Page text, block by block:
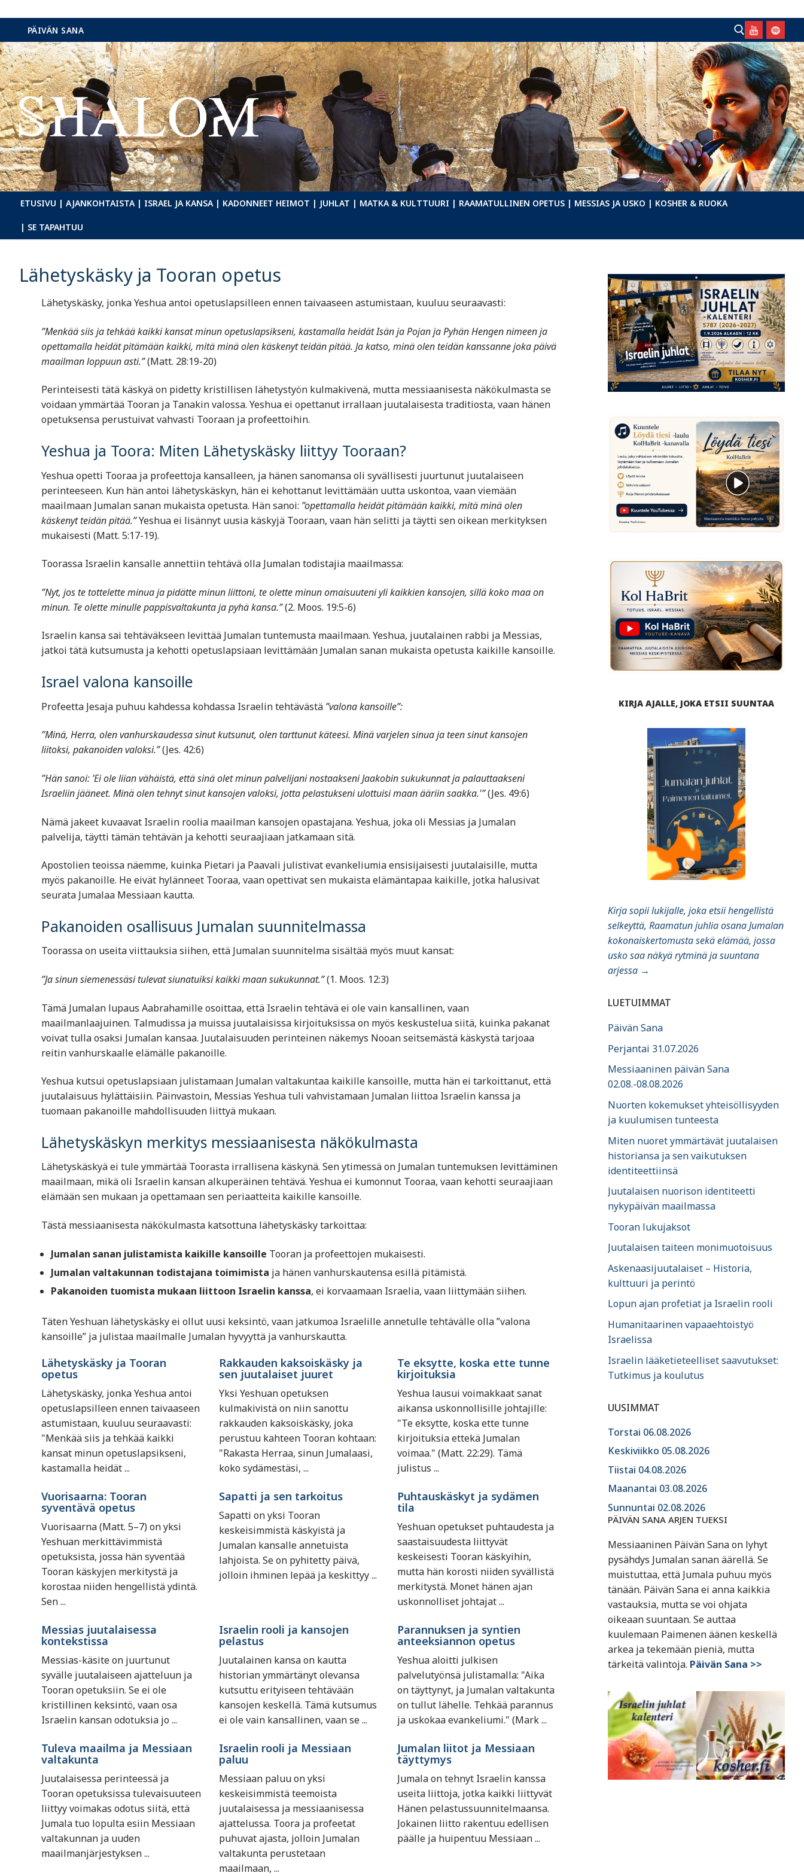
Hyppää
sisältöön
PÄIVÄN SANA
Hae:
ETUSIVU | AJANKOHTAISTA | ISRAEL JA KANSA | KADONNEET HEIMOT | JUHLAT | MATKA & KULTTUURI | RAAMATULLINEN OPETUS | MESSIAS JA USKO | KOSHER & RUOKA
| SE TAPAHTUU
Lähetyskäsky ja Tooran opetus
Lähetyskäsky, jonka Yeshua antoi opetuslapsilleen ennen taivaaseen astumistaan, kuuluu seuraavasti:
”Menkää siis ja tehkää kaikki kansat minun opetuslapsikseni, kastamalla heidät Isän ja Pojan ja Pyhän Hengen nimeen ja
opettamalla heidät pitämään kaikki, mitä minä olen käskenyt teidän pitää. Ja katso, minä olen teidän kanssanne joka päivä
maailman loppuun asti.”(Matt. 28:19-20)
Perinteisesti tätä käskyä on pidetty kristillisen lähetystyön kulmakivenä, mutta messiaanisesta näkökulmasta se
voidaan ymmärtää Tooran ja Tanakin valossa. Yeshua ei opettanut irrallaan juutalaisesta traditiosta, vaan hänen
opetuksensa perustuivat vahvasti Tooraan ja profeettoihin.
Yeshua ja Toora: Miten Lähetyskäsky liittyy Tooraan?
Yeshua opetti Tooraa ja profeettoja kansalleen, ja hänen sanomansa oli syvällisesti juurtunut juutalaiseen
perinteeseen. Kun hän antoi lähetyskäskyn, hän ei kehottanut levittämään uutta uskontoa, vaan viemään
maailmaan Jumalan sanan mukaista opetusta. Hän sanoi: ”opettamalla heidät pitämään kaikki, mitä minä olen
käskenyt teidän pitää.”Yeshua ei lisännyt uusia käskyjä Tooraan, vaan hän selitti ja täytti sen oikean merkityksen
mukaisesti (Matt. 5:17-19).
Toorassa Israelin kansalle annettiin tehtävä olla Jumalan todistajia maailmassa:
”Nyt, jos te tottelette minua ja pidätte minun liittoni, te olette minun omaisuuteni yli kaikkien kansojen, sillä koko maa on
minun. Te olette minulle pappisvaltakunta ja pyhä kansa.”(2. Moos. 19:5-6)
Israelin kansa sai tehtäväkseen levittää Jumalan tuntemusta maailmaan. Yeshua, juutalainen rabbi ja Messias,
jatkoi tätä kutsumusta ja kehotti opetuslapsiaan levittämään Jumalan sanan mukaista opetusta kaikille kansoille.
Israel valona kansoille
Profeetta Jesaja puhuu kahdessa kohdassa Israelin tehtävästä ”valona kansoille”:
”Minä, Herra, olen vanhurskaudessa sinut kutsunut, olen tarttunut käteesi. Minä varjelen sinua ja teen sinut kansojen
liitoksi, pakanoiden valoksi.”(Jes. 42:6)
”Hän sanoi: ’Ei ole liian vähäistä, että sinä olet minun palvelijani nostaakseni Jaakobin sukukunnat ja palauttaakseni
Israeliin jääneet. Minä olen tehnyt sinut kansojen valoksi, jotta pelastukseni ulottuisi maan ääriin saakka.'”(Jes. 49:6)
Nämä jakeet kuvaavat Israelin roolia maailman kansojen opastajana. Yeshua, joka oli Messias ja Jumalan
palvelija, täytti tämän tehtävän ja kehotti seuraajiaan jatkamaan sitä.
Apostolien teoissa näemme, kuinka Pietari ja Paavali julistivat evankeliumia ensisijaisesti juutalaisille, mutta
myös pakanoille. He eivät hylänneet Tooraa, vaan opettivat sen mukaista elämäntapaa kaikille, jotka halusivat
seurata Jumalaa Messiaan kautta.
Pakanoiden osallisuus Jumalan suunnitelmassa
Toorassa on useita viittauksia siihen, että Jumalan suunnitelma sisältää myös muut kansat:
”Ja sinun siemenessäsi tulevat siunatuiksi kaikki maan sukukunnat.”(1. Moos. 12:3)
Tämä Jumalan lupaus Aabrahamille osoittaa, että Israelin tehtävä ei ole vain kansallinen, vaan
maailmanlaajuinen. Talmudissa ja muissa juutalaisissa kirjoituksissa on myös keskustelua siitä, kuinka pakanat
voivat tulla osaksi Jumalan kansaa. Juutalaisuuden perinteinen näkemys Nooan seitsemästä käskystä tarjoaa
reitin vanhurskaalle elämälle pakanoille.
Yeshua kutsui opetuslapsiaan julistamaan Jumalan valtakuntaa kaikille kansoille, mutta hän ei tarkoittanut, että
juutalaisuus hylättäisiin. Päinvastoin, Messias Yeshua tuli vahvistamaan Jumalan liittoa Israelin kanssa ja
tuomaan pakanoille mahdollisuuden liittyä mukaan.
Lähetyskäskyn merkitys messiaanisesta näkökulmasta
Lähetyskäskyä ei tule ymmärtää Toorasta irrallisena käskynä. Sen ytimessä on Jumalan tuntemuksen levittäminen
maailmaan, mikä oli Israelin kansan alkuperäinen tehtävä. Yeshua ei kumonnut Tooraa, vaan kehotti seuraajiaan
elämään sen mukaan ja opettamaan sen periaatteita kaikille kansoille.
Tästä messiaanisesta näkökulmasta katsottuna lähetyskäsky tarkoittaa:
Jumalan sanan julistamista kaikille kansoille Tooran ja profeettojen mukaisesti.
Jumalan valtakunnan todistajana toimimista ja hänen vanhurskautensa esillä pitämistä.
Pakanoiden tuomista mukaan liittoon Israelin kanssa, ei korvaamaan Israelia, vaan liittymään siihen.
Täten Yeshuan lähetyskäsky ei ollut uusi keksintö, vaan jatkumoa Israelille annetulle tehtävälle olla ”valona
kansoille” ja julistaa maailmalle Jumalan hyvyyttä ja vanhurskautta.
Lähetyskäsky ja Tooran
opetus
Lähetyskäsky, jonka Yeshua antoi
opetuslapsilleen ennen taivaaseen
astumistaan, kuuluu seuraavasti:
"Menkää siis ja tehkää kaikki
kansat minun opetuslapsikseni,
kastamalla heidät ...
Rakkauden kaksoiskäsky ja
sen juutalaiset juuret
Yksi Yeshuan opetuksen
kulmakivistä on niin sanottu
rakkauden kaksoiskäsky, joka
perustuu kahteen Tooran kohtaan:
"Rakasta Herraa, sinun Jumalaasi,
koko sydämestäsi, ...
Te eksytte, koska ette tunne
kirjoituksia
Yeshua lausui voimakkaat sanat
aikansa uskonnollisille johtajille:
"Te eksytte, koska ette tunne
kirjoituksia ettekä Jumalan
voimaa." (Matt. 22:29). Tämä
julistus ...
Vuorisaarna: Tooran
syventävä opetus
Vuorisaarna (Matt. 5–7) on yksi
Yeshuan merkittävimmistä
opetuksista, jossa hän syventää
Tooran käskyjen merkitystä ja
korostaa niiden hengellistä ydintä.
Sen ...
Sapatti ja sen tarkoitus
Sapatti on yksi Tooran
keskeisimmistä käskyistä ja
Jumalan kansalle annetuista
lahjoista. Se on pyhitetty päivä,
jolloin ihminen lepää ja keskittyy ...
Puhtauskäskyt ja sydämen
tila
Yeshuan opetukset puhtaudesta ja
saastaisuudesta liittyvät
keskeisesti Tooran käskyihin,
mutta hän korosti niiden syvällistä
merkitystä. Monet hänen ajan
uskonnolliset johtajat ...
Messias juutalaisessa
kontekstissa
Messias-käsite on juurtunut
syvälle juutalaiseen ajatteluun ja
Tooran opetuksiin. Se ei ole
kristillinen keksintö, vaan osa
Israelin kansan odotuksia jo ...
Israelin rooli ja kansojen
pelastus
Juutalainen kansa on kautta
historian ymmärtänyt olevansa
kutsuttu erityiseen tehtävään
kansojen keskellä. Tämä kutsumus
ei ole vain kansallinen, vaan se ...
Parannuksen ja syntien
anteeksiannon opetus
Yeshua aloitti julkisen
palvelutyönsä julistamalla: "Aika
on täyttynyt, ja Jumalan valtakunta
on tullut lähelle. Tehkää parannus
ja uskokaa evankeliumi." (Mark ...
Tuleva maailma ja Messiaan
valtakunta
Juutalaisessa perinteessä ja
Tooran opetuksissa tulevaisuuteen
liittyy voimakas odotus siitä, että
Jumala tuo lopulta esiin Messiaan
valtakunnan ja uuden
maailmanjärjestyksen ...
Israelin rooli ja Messiaan
paluu
Messiaan paluu on yksi
keskeisimmistä teemoista
juutalaisessa ja messiaanisessa
ajattelussa. Toora ja profeetat
puhuvat ajasta, jolloin Jumalan
valtakunta perustetaan
maailmaan, ...
Jumalan liitot ja Messiaan
täyttymys
Jumala on tehnyt Israelin kanssa
useita liittoja, jotka kaikki liittyvät
Hänen pelastussuunnitelmaansa.
Jokainen liitto rakentuu edellisen
päälle ja huipentuu Messiaan ...
KIRJA AJALLE, JOKA ETSII SUUNTAA
Kirja sopii lukijalle, joka etsii hengellistä
selkeyttä, Raamatun juhlia osana Jumalan
kokonaiskertomusta sekä elämää, jossa
usko saa näkyä rytminä ja suuntana
arjessa →
LUETUIMMAT
Päivän Sana
Perjantai 31.07.2026
Messiaaninen päivän Sana
02.08.-08.08.2026
Nuorten kokemukset yhteisöllisyyden
ja kuulumisen tunteesta
Miten nuoret ymmärtävät juutalaisen
historiansa ja sen vaikutuksen
identiteettiinsä
Juutalaisen nuorison identiteetti
nykypäivän maailmassa
Tooran lukujaksot
Juutalaisen taiteen monimuotoisuus
Askenaasijuutalaiset – Historia,
kulttuuri ja perintö
Lopun ajan profetiat ja Israelin rooli
Humanitaarinen vapaaehtoistyö
Israelissa
Israelin lääketieteelliset saavutukset:
Tutkimus ja koulutus
UUSIMMAT
Torstai 06.08.2026
Keskiviikko 05.08.2026
Tiistai 04.08.2026
Maanantai 03.08.2026
Sunnuntai 02.08.2026
PÄIVÄN SANA ARJEN TUEKSI
Messiaaninen Päivän Sana on lyhyt
pysähdys Jumalan sanan äärellä. Se
muistuttaa, että Jumala puhuu myös
tänään. Päivän Sana ei anna kaikkia
vastauksia, mutta se voi ohjata
oikeaan suuntaan. Se auttaa
kuulemaan Paimenen äänen keskellä
arkea ja tekemään pieniä, mutta
tärkeitä valintoja. Päivän Sana >>